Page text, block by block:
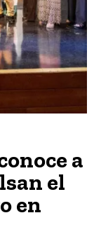
a
el
en